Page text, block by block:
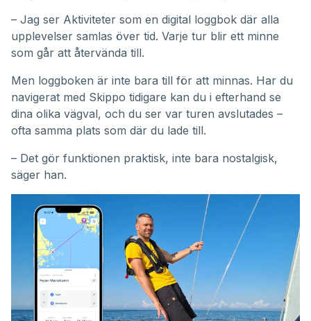
– Jag ser Aktiviteter som en digital loggbok där alla
upplevelser samlas över tid. Varje tur blir ett minne
som går att återvända till.
Men loggboken är inte bara till för att minnas. Har du
navigerat med Skippo tidigare kan du i efterhand se
dina olika vägval, och du ser var turen avslutades –
ofta samma plats som där du lade till.
– Det gör funktionen praktisk, inte bara nostalgisk,
säger han.